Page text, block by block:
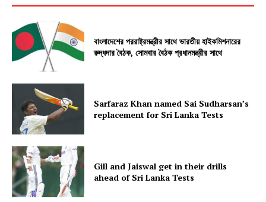
বাংলাদেশের পররাষ্ট্রমন্ত্রীর সাথে ভারতীয় হাইকমিশনারের
রুদ্ধদার বৈঠক, সোমবার বৈঠক প্রধানমন্ত্রীর সাথে
Sarfaraz Khan named Sai Sudharsan’s
replacement for Sri Lanka Tests
Gill and Jaiswal get in their drills
ahead of Sri Lanka Tests